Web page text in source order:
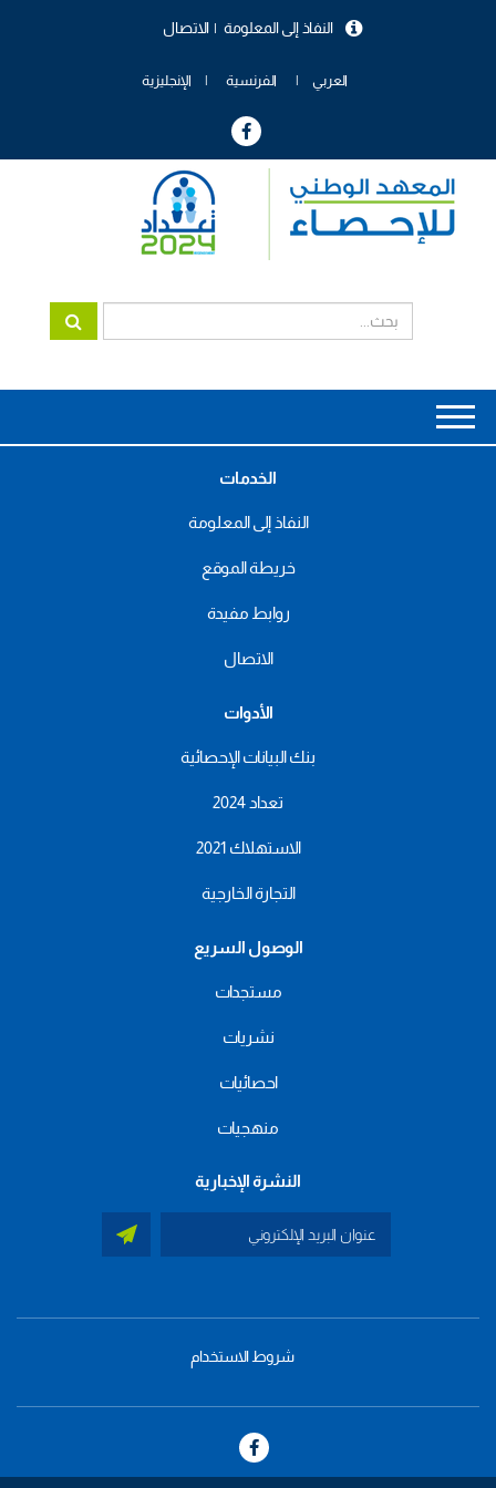
الاتصال النفاذ إلى المعلومة
العربي الفرنسية الإنجليزية
Main
الخدمات
النفاذ إلى المعلومة
خريطة الموقع
روابط مفيدة
الاتصال
الأدوات
بنك البيانات الإحصائية
تعداد 2024
الاستهلاك 2021
التجارة الخارجية
الوصول السريع
مستجدات
نشريات
احصائيات
منهجيات
النشرة الإخبارية
footer
شروط الاستخدام